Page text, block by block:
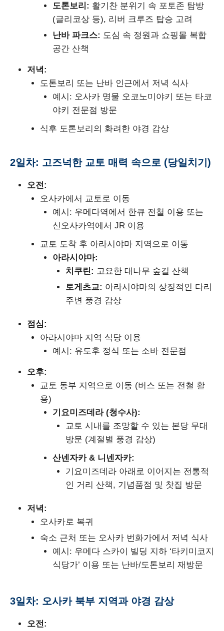
도톤보리: 활기찬 분위기 속 포토존 탐방
(글리코상 등), 리버 크루즈 탑승 고려
난바 파크스: 도심 속 정원과 쇼핑몰 복합
공간 산책
저녁:
도톤보리 또는 난바 인근에서 저녁 식사
예시: 오사카 명물 오코노미야키 또는 타코
야키 전문점 방문
식후 도톤보리의 화려한 야경 감상
2일차: 고즈넉한 교토 매력 속으로 (당일치기)
오전:
오사카에서 교토로 이동
예시: 우메다역에서 한큐 전철 이용 또는
신오사카역에서 JR 이용
교토 도착 후 아라시야마 지역으로 이동
아라시야마:
치쿠린: 고요한 대나무 숲길 산책
토게츠교: 아라시야마의 상징적인 다리
주변 풍경 감상
점심:
아라시야마 지역 식당 이용
예시: 유도후 정식 또는 소바 전문점
오후:
교토 동부 지역으로 이동 (버스 또는 전철 활
용)
기요미즈데라 (청수사):
교토 시내를 조망할 수 있는 본당 무대
방문 (계절별 풍경 감상)
산넨자카 & 니넨자카:
기요미즈데라 아래로 이어지는 전통적
인 거리 산책, 기념품점 및 찻집 방문
저녁:
오사카로 복귀
숙소 근처 또는 오사카 번화가에서 저녁 식사
예시: 우메다 스카이 빌딩 지하 ‘타키미코지
식당가’ 이용 또는 난바/도톤보리 재방문
3일차: 오사카 북부 지역과 야경 감상
오전: